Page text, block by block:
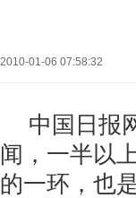
2010-01-06 07:58:32
中国日报
闻，一半以
的一环，也